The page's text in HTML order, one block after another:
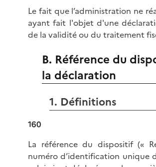
Le fait que l’administration ne
ayant fait l'objet d'une
de la validité ou du traitement
B. Référence du
la déclaration
1. Définitions
160
La référence du dispositif («
numéro d’identification unique